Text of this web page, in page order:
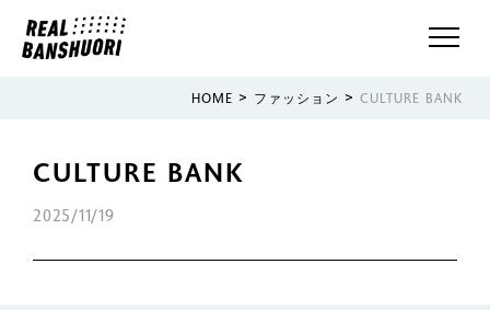
HOME > ファッション >CULTURE BANK
CULTURE BANK
2025/11/19